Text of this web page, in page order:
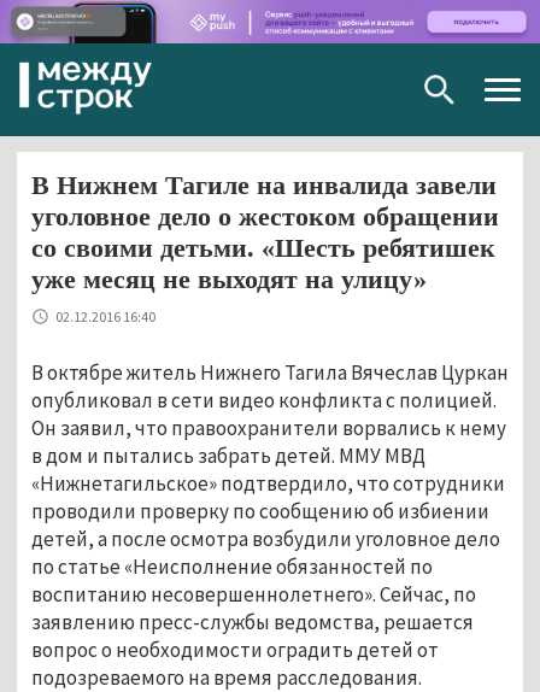
В Нижнем Тагиле на инвалида завели
уголовное дело о жестоком обращении
со своими детьми. «Шесть ребятишек
уже месяц не выходят на улицу»
02.12.2016 16:40
В октябре житель Нижнего Тагила Вячеслав Цуркан
опубликовал в сети видео конфликта с полицией.
Он заявил, что правоохранители ворвались к нему
в дом и пытались забрать детей. ММУ МВД
«Нижнетагильское» подтвердило, что сотрудники
проводили проверку по сообщению об избиении
детей, а после осмотра возбудили уголовное дело
по статье «Неисполнение обязанностей по
воспитанию несовершеннолетнего». Сейчас, по
заявлению пресс-службы ведомства, решается
вопрос о необходимости оградить детей от
подозреваемого на время расследования.